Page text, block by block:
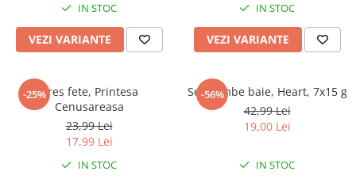
IN STOC
VEZI VARIANTE
IN STOC
VEZI VARIANTE
-25%Dres fete, Printesa
Cenusareasa
23,99 Lei
17,99 Lei
IN STOC
-56%
Set bombe baie, Heart, 7x15 g
42,99 Lei
19,00 Lei
IN STOC